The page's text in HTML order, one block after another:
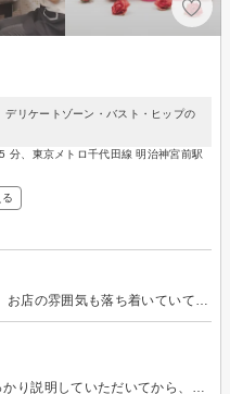
デリケートゾーン・バスト・ヒップの
分、東京メトロ千代田線 明治神宮前駅